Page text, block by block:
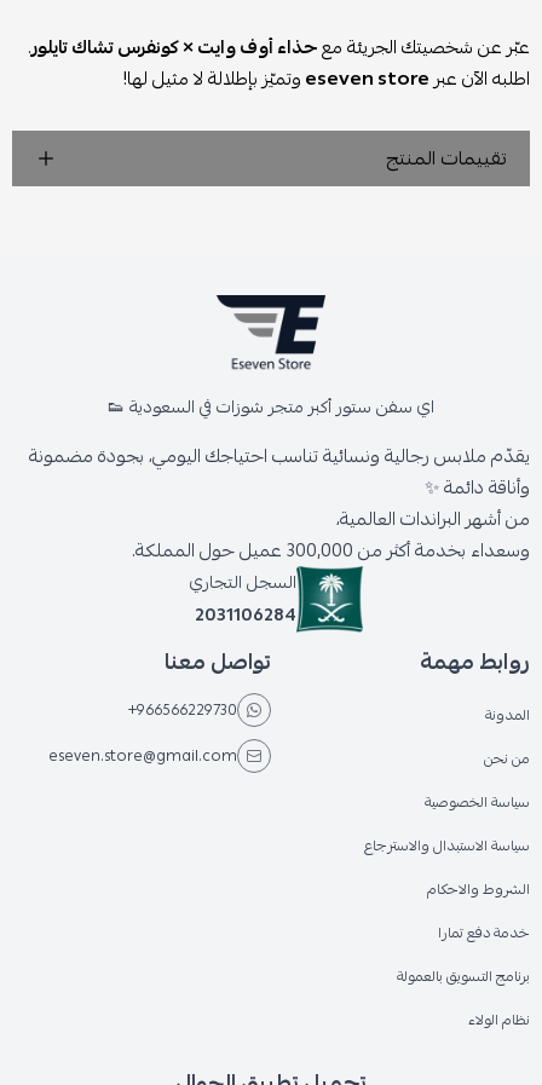
عبّر عن شخصيتك الجريئة معحذاء أوف وايت × كونفرس تشاك تايلور.
اطلبه الآن عبرeseven storeوتميّز بإطلالة لا مثيل لها!
تقييمات المنتج
اي سفن ستور أكبر متجر شوزات في السعودية 👟
يقدّم ملابس رجالية ونسائية تناسب احتياجك اليومي، بجودة مضمونة
وأناقة دائمة ✨
من أشهر البراندات العالمية،
وسعداء بخدمة أكثر من 300,000 عميل حول المملكة.
السجل التجاري
2031106284
روابط مهمة
المدونة
من نحن
سياسة الخصوصية
سياسة الاستبدال والاسترجاع
الشروط والاحكام
خدمة دفع تمارا
برنامج التسويق بالعمولة
نظام الولاء
تواصل معنا
+966566229730
eseven.store@gmail.com